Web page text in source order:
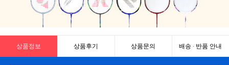
상품정보 상품후기 상품문의 배송 · 반품 안내